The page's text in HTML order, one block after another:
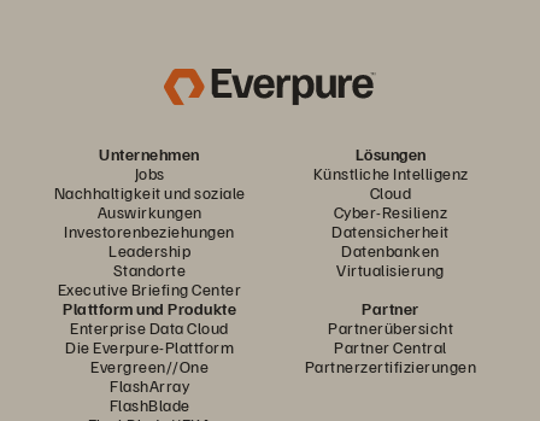
Unternehmen
Jobs
Nachhaltigkeit und soziale
Auswirkungen
Investorenbeziehungen
Leadership
Standorte
Executive Briefing Center
Lösungen
Künstliche Intelligenz
Cloud
Cyber-Resilienz
Datensicherheit
Datenbanken
Virtualisierung
Plattform und Produkte
Enterprise Data Cloud
Die Everpure-Plattform
Evergreen//One
FlashArray
FlashBlade
Partner
Partnerübersicht
Partner Central
Partnerzertifizierungen